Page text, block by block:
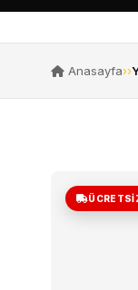
Anasayfa››